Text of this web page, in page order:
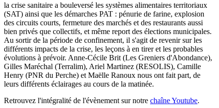
la crise sanitaire a bouleversé les systèmes alimentaires territoriaux
(SAT) ainsi que les démarches PAT : pénurie de farine, explosion
des circuits courts, fermeture des marchés et des restaurants aussi
bien privés que collectifs, et même report des élections municipales.
Au sortir de la période de confinement, il s'agit de revenir sur les
différents impacts de la crise, les leçons à en tirer et les probables
évolutions à prévoir. Anne-Cécile Brit (Les Greniers d'Abondance),
Gilles Maréchal (Terralim), Ariel Martinez (RESOLIS), Camille
Henry (PNR du Perche) et Maëlle Ranoux nous ont fait part, de
leurs différents éclairages au cours de la matinée.
Retrouvez l'intégralité de l'évènement sur notre chaîne Youtube.